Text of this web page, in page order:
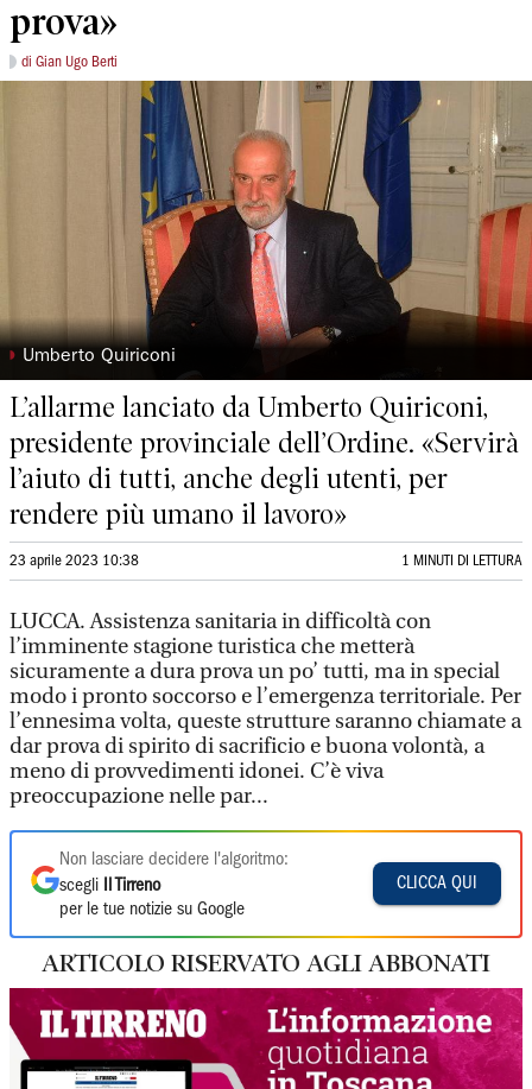
prova»
di Gian Ugo Berti
◗ Umberto Quiriconi
L’allarme lanciato da Umberto Quiriconi,
presidente provinciale dell’Ordine. «Servirà
l’aiuto di tutti, anche degli utenti, per
rendere più umano il lavoro»
23 aprile 2023 10:38 1 MINUTI DI LETTURA
LUCCA. Assistenza sanitaria in difficoltà con
l’imminente stagione turistica che metterà
sicuramente a dura prova un po’ tutti, ma in special
modo i pronto soccorso e l’emergenza territoriale. Per
l’ennesima volta, queste strutture saranno chiamate a
dar prova di spirito di sacrificio e buona volontà, a
meno di provvedimenti idonei. C’è viva
preoccupazione nelle par...
Non lasciare decidere l'algoritmo:
scegli
Il Tirreno
per le tue notizie su Google
CLICCA QUI
ARTICOLO RISERVATO AGLI ABBONATI